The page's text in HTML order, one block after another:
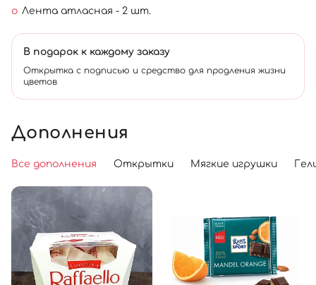
Лента атласная - 2 шт.
В подарок к каждому заказу
Открытка с подписью и средство для продления жизни
цветов
Дополнения
Все дополнения Открытки Мягкие игрушки